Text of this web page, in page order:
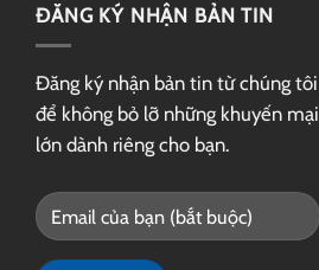
ĐĂNG KÝ NHẬN BẢN TIN
Đăng ký nhận bản tin từ chúng tôi
để không bỏ lỡ những khuyến mại
lớn dành riêng cho bạn.